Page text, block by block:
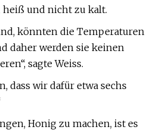
und nicht zu kalt.
könnten die Temperaturen
daher werden sie keinen
sagte Weiss.
dass wir dafür etwa sechs
Honig zu machen, ist es